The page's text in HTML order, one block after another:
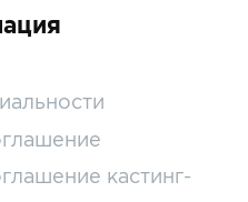
кастинг-